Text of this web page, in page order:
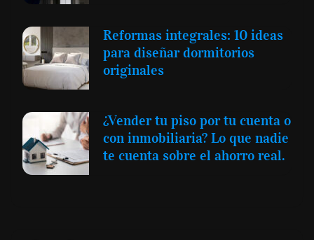
Reformas integrales: 10 ideas
para diseñar dormitorios
originales
¿Vender tu piso por tu cuenta o
con inmobiliaria? Lo que nadie
te cuenta sobre el ahorro real.